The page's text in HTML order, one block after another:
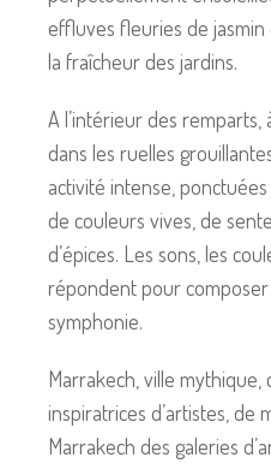
effluves fleuries de
la fraîcheur des jardins.
A l’intérieur des remparts,
dans les ruelles
activité intense, ponctuées
de couleurs vives, de
d’épices. Les sons, les
répondent pour
symphonie.
Marrakech, ville mythique,
inspiratrices d’artistes, de
Marrakech des galeries